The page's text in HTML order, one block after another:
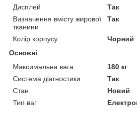
Дисплей
Так
Визначення вмісту жирової
тканини
Так
Колір корпусу
Чорний
Основні
Максимальна вага
180 кг
Система діагностики
Так
Стан
Новий
Тип ваг